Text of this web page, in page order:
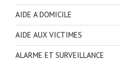
AIDE A DOMICILE
AIDE AUX VICTIMES
ALARME ET SURVEILLANCE